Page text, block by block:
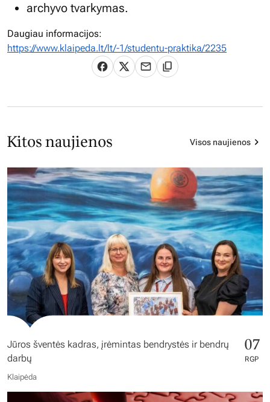
archyvo tvarkymas.
Daugiau informacijos:
https://www.klaipeda.lt/lt/-1/studentu-praktika/2235
Kitos naujienos Visos naujienos
Jūros šventės kadras, įrėmintas bendrystės ir bendrų
darbų
07
RGP
Klaipėda